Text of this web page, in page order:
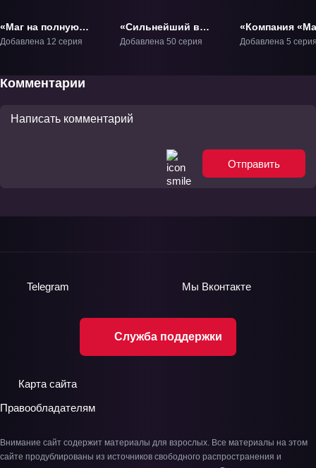
«Маг на полную
ставку» ТВ-1
Добавлена 12 серия
«Сильнейший в
истории ученик
Добавлена 50 серия
«Компания
Люмьер» 2»
Добавлена 5
Комментарии
Отправить
Служба поддержки
Telegram Мы Вконтакте
Карта сайта
Правообладателям
Внимание сайт содержит материалы для взрослых. Все материалы на этом
сайте продублированы из источников свободного распространения и